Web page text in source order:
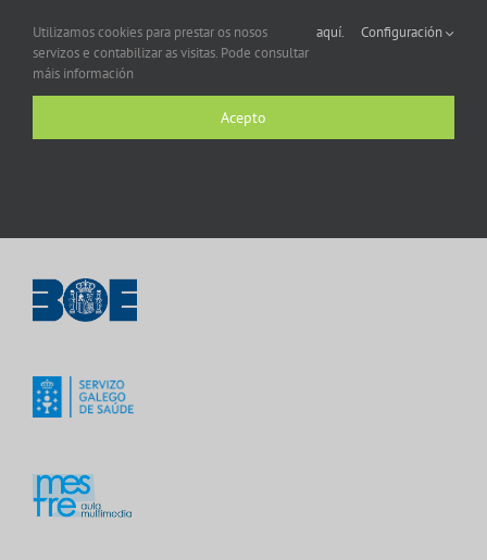
Utilizamos cookies para prestar os nosos
servizos e contabilizar as visitas. Pode consultar
máis información
aquí. Configuración
Acepto